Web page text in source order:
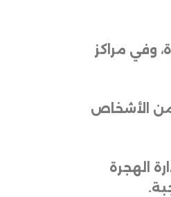
وفي مراكز
من الأشخاص
الهجرة